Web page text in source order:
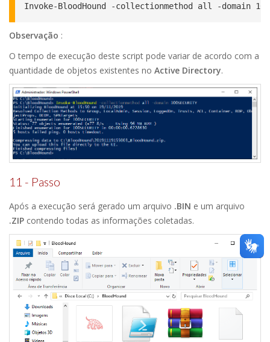
Invoke-BloodHound -collectionmethod all -domain
Observação :
O tempo de execução deste script pode variar de acordo com a
quantidade de objetos existentes no Active Directory.
11 - Passo
Após a execução será gerado um arquivo .BIN e um arquivo
.ZIP contendo todas as informações coletadas.